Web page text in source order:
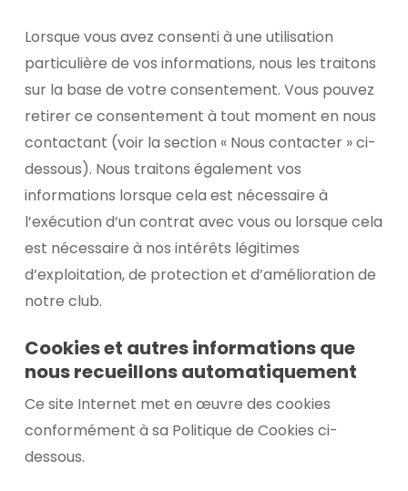
Lorsque vous avez consenti à une utilisation
particulière de vos informations, nous les traitons
sur la base de votre consentement. Vous pouvez
retirer ce consentement à tout moment en nous
contactant (voir la section « Nous contacter » ci-
dessous). Nous traitons également vos
informations lorsque cela est nécessaire à
l’exécution d’un contrat avec vous ou lorsque cela
est nécessaire à nos intérêts légitimes
d’exploitation, de protection et d’amélioration de
notre club.
Cookies et autres informations que
nous recueillons automatiquement
Ce site Internet met en œuvre des cookies
conformément à sa Politique de Cookies ci-
dessous.